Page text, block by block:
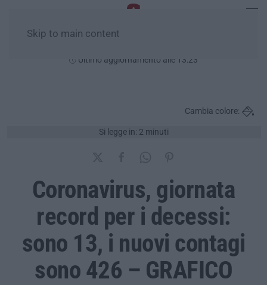
Skip to main content
Ultimo aggiornamento alle 13:23
Si legge in: 2 minuti
Cambia colore:
Coronavirus, giornata
record per i decessi:
sono 13, i nuovi contagi
sono 426 – GRAFICO